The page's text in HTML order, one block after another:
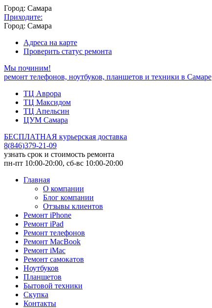
Город: Самара
Приходите:
Город: Самара
Адреса на карте
Проверить статус ремонта
Мы починим!
ремонт телефонов, ноутбуков, планшетов и техники в Самаре
ТЦ Аврора
ТЦ Максидом
ТЦ Апельсин
ЦУМ Самара
БЕСПЛАТНАЯ курьерская доставка
8(846)379-21-09
узнать срок и стоимость ремонта
пн-пт 10:00-20:00, сб-вс 10:00-20:00
Главная
О компании
Блог компании
Отзывы клиентов
Ремонт iPhone
Ремонт iPad
Ремонт телефонов
Ремонт MacBook
Ремонт iMac
Ремонт самокатов
Ноутбуков
Планшетов
Бытовой техники
Скупка
Контакты